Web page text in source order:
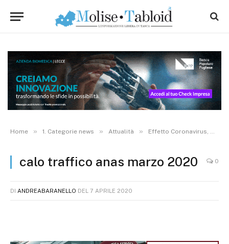
Home » 1. Categorie news » Attualità » Effetto Coronavirus, Anas: in Molise traffico in calo del 54%. Circolazione mezzi pesanti ridotta del 21%
calo traffico anas marzo 2020 0
DI ANDREABARANELLO DEL 7 APRILE 2020